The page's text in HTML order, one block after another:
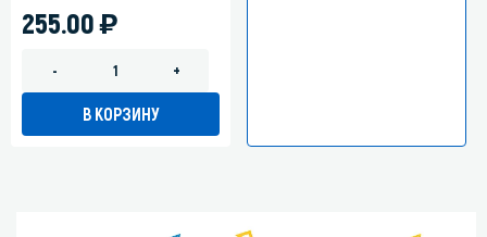
255.00)
- +
В КОРЗИНУ